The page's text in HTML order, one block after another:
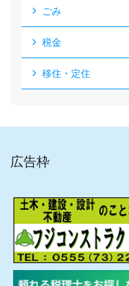
ごみ
税金
移住・定住
広告枠